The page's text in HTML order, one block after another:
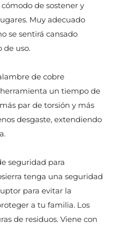
de sostener y
Muy adecuado
se sentirá cansado
de uso.
de cobre
un tiempo de
par de torsión y más
desgaste, extendiendo
seguridad para
tenga una seguridad
para evitar la
a tu familia. Los
de residuos. Viene con